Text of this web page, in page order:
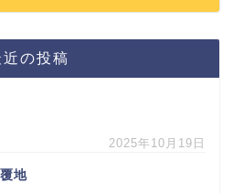
近の投稿
2025年10月19日
地